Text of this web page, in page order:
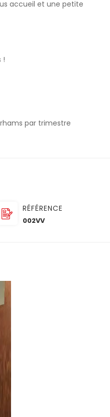
accueil et une petite
!
par trimestre
RÉFÉRENCE
002VV